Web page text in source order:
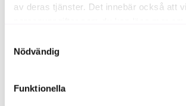
av deras tjänster. Det innebär också att
Om du klickar på avvisa kommer
eller delning av information enligt ovan,
förutom för kakor som är nödvändiga för
ska fungera se mer under inställningar.
Nödvändig
Funktionella
till exempel: